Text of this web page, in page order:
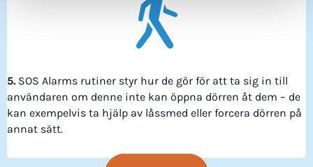
5.SOS Alarms rutiner styr hur de gör för att ta sig in till
användaren om denne inte kan öppna dörren åt dem – de
kan exempelvis ta hjälp av låssmed eller forcera dörren på
annat sätt.